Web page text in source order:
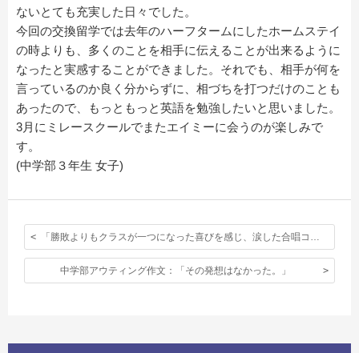
ないとても充実した日々でした。
今回の交換留学では去年のハーフタームにしたホームステイ
の時よりも、多くのことを相手に伝えることが出来るように
なったと実感することができました。それでも、相手が何を
言っているのか良く分からずに、相づちを打つだけのことも
あったので、もっともっと英語を勉強したいと思いました。
3月にミレースクールでまたエイミーに会うのが楽しみで
す。
(中学部３年生 女子)
中学部アウティング作文：「その発想はなかった。」